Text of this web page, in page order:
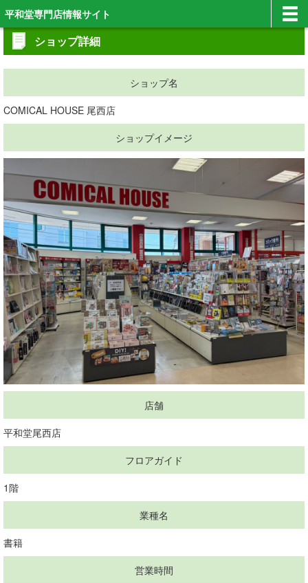
平和堂専門店情報サイト
ショップ詳細
ショップ名
COMICAL HOUSE 尾西店
ショップイメージ
店舗
平和堂尾西店
フロアガイド
1階
業種名
書籍
営業時間